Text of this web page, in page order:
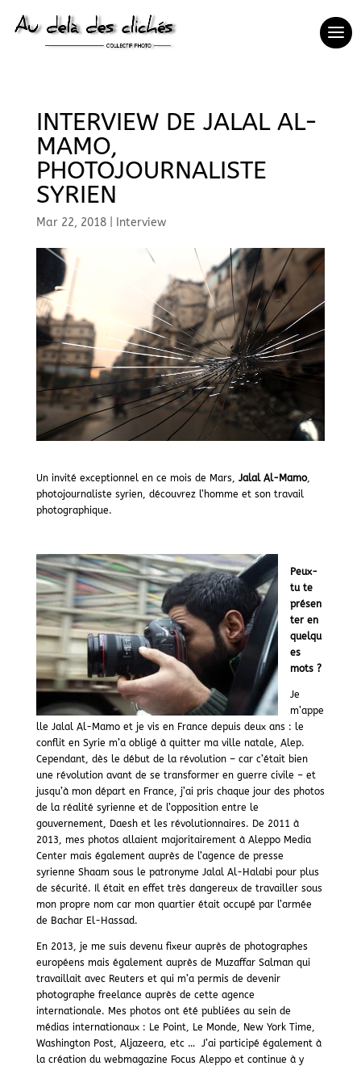
INTERVIEW DE JALAL AL-
MAMO,
PHOTOJOURNALISTE
SYRIEN
Mar 22, 2018| Interview
Un invité exceptionnel en ce mois de Mars, Jalal Al-Mamo,
photojournaliste syrien, découvrez l’homme et son travail
photographique.
Peux-
tu te
présen
ter en
quelqu
es
mots ?
Je
m’appe
lle Jalal Al-Mamo et je vis en France depuis deux ans : le
conflit en Syrie m’a obligé à quitter ma ville natale, Alep.
Cependant, dès le début de la révolution – car c’était bien
une révolution avant de se transformer en guerre civile – et
jusqu’à mon départ en France, j’ai pris chaque jour des photos
de la réalité syrienne et de l’opposition entre le
gouvernement, Daesh et les révolutionnaires. De 2011 à
2013, mes photos allaient majoritairement à Aleppo Media
Center mais également auprès de l’agence de presse
syrienne Shaam sous le patronyme Jalal Al-Halabi pour plus
de sécurité. Il était en effet très dangereux de travailler sous
mon propre nom car mon quartier était occupé par l’armée
de Bachar El-Hassad.
En 2013, je me suis devenu fixeur auprès de photographes
européens mais également auprès de Muzaffar Salman qui
travaillait avec Reuters et qui m’a permis de devenir
photographe freelance auprès de cette agence
internationale. Mes photos ont été publiées au sein de
médias internationaux : Le Point, Le Monde, New York Time,
Washington Post, Aljazeera, etc … J’ai participé également à
la création du webmagazine Focus Aleppo et continue à y